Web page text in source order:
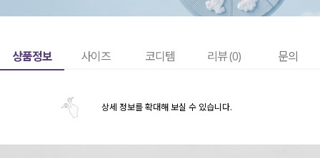
상품정보 사이즈 코디템 리뷰 (0) 문의
상세 정보를 확대해 보실 수 있습니다.